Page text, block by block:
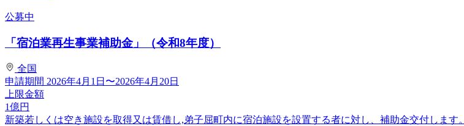
公募中
「宿泊業再生事業補助金」（令和8年度）
全国
申請期間 2026年4月1日〜2026年4月20日
上限金額
1億円
新築若しくは空き施設を取得又は賃借し,弟子屈町内に宿泊施設を設置する者に対し、補助金交付します。